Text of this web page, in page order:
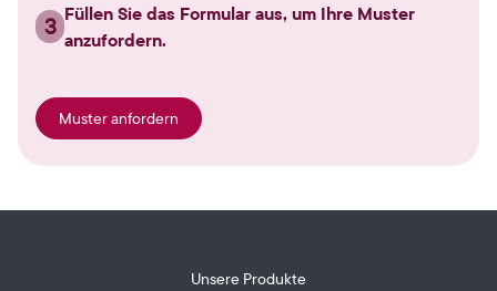
3 Füllen Sie das Formular aus, um Ihre Muster
anzufordern.
Muster anfordern
Unsere Produkte